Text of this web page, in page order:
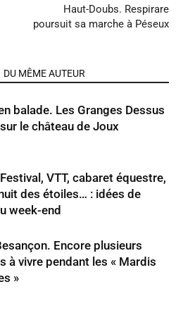
Haut-Doubs. Respirare
poursuit sa marche à Péseux
DU MÊME AUTEUR
balade. Les Granges Dessus
le château de Joux
VTT, cabaret équestre,
des étoiles… : idées de
week-end
Encore plusieurs
à vivre pendant les « Mardis
»